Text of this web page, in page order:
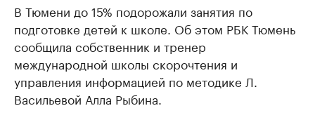
В Тюмени до 15% подорожали занятия по
подготовке детей к школе. Об этом РБК Тюмень
сообщила собственник и тренер
международной школы скорочтения и
управления информацией по методике Л.
Васильевой Алла Рыбина.